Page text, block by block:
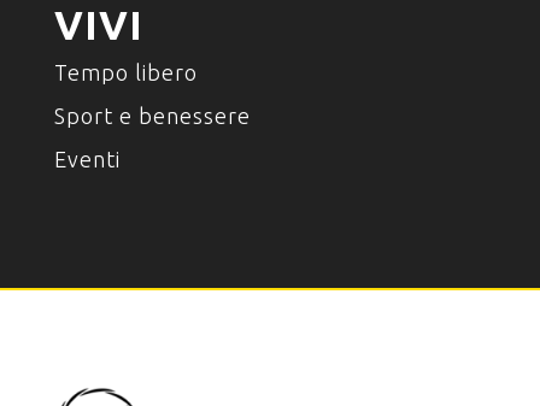
VIVI
Tempo libero
Sport e benessere
Eventi